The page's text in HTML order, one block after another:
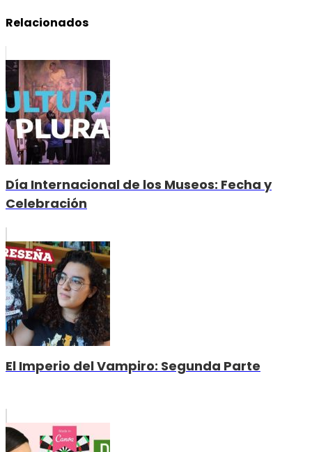
Relacionados
Día Internacional de los Museos: Fecha y
Celebración
El Imperio del Vampiro: Segunda Parte